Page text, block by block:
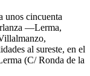
unos cincuenta
—Lerma,
al sureste, en el
(C/ Ronda de la